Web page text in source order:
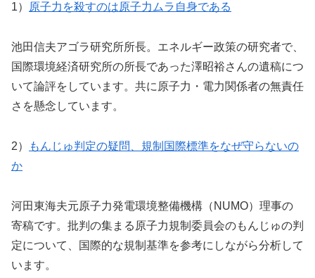
1） 原子力を殺すのは原子力ムラ自身である
池田信夫アゴラ研究所所長。エネルギー政策の研究者で、
国際環境経済研究所の所長であった澤昭裕さんの遺稿につ
いて論評をしています。共に原子力・電力関係者の無責任
さを懸念しています。
2）
もんじゅ判定の疑問、規制国際標準をなぜ守らないの
か
河田東海夫元原子力発電環境整備機構（NUMO）理事の
寄稿です。批判の集まる原子力規制委員会のもんじゅの判
定について、国際的な規制基準を参考にしながら分析して
います。